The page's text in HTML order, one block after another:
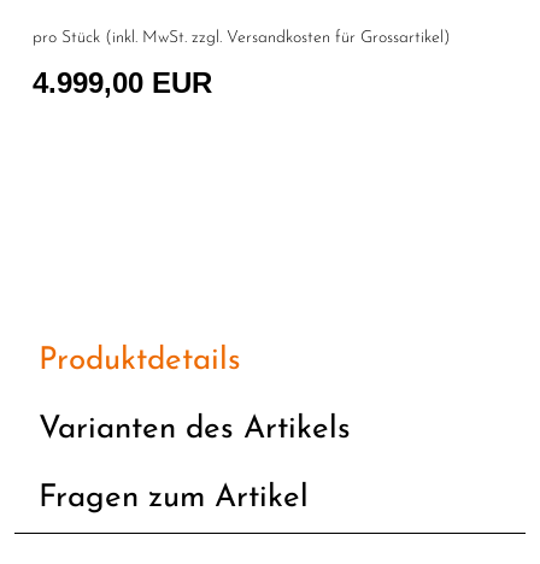
pro Stück (inkl. MwSt. zzgl. Versandkosten für Grossartikel )
4.999,00 EUR
Produktdetails
Varianten des Artikels
Fragen zum Artikel